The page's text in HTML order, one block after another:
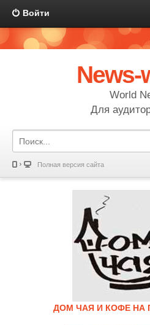
Войти
News-
World
Для
Полная версия сайта
ДОМ ЧАЯ И КОФЕ НА